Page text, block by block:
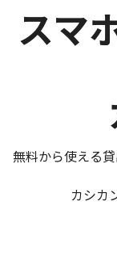
スマ
無料から使える
カシカ